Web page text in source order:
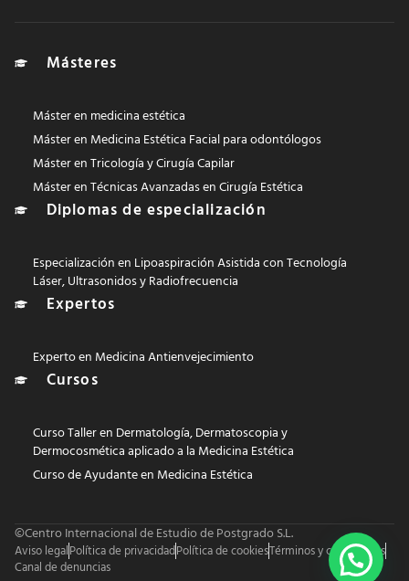
Másteres
Máster en medicina estética
Máster en Medicina Estética Facial para odontólogos
Máster en Tricología y Cirugía Capilar
Máster en Técnicas Avanzadas en Cirugía Estética
Diplomas de especialización
Especialización en Lipoaspiración Asistida con Tecnología
Láser, Ultrasonidos y Radiofrecuencia
Expertos
Experto en Medicina Antienvejecimiento
Cursos
Curso Taller en Dermatología, Dermatoscopia y
Dermocosmética aplicado a la Medicina Estética
Curso de Ayudante en Medicina Estética
©Centro Internacional de Estudio de Postgrado S.L.
Aviso legalPolítica de privacidadPolítica de cookiesTérminos y condiciones
Canal de denuncias